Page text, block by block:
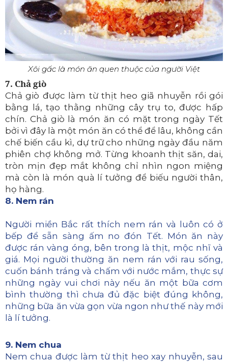
Xôi gấc là món ăn quen thuộc của người Việt
7. Chả giò
Chả giò được làm từ thịt heo giã nhuyễn rồi gói
bằng lá, tạo thằng những cây trụ to, được hấp
chín. Chả giò là món ăn có mặt trong ngày Tết
bởi vì đây là một món ăn có thể để lâu, không cần
chế biến cầu kì, dự trữ cho những ngày đầu năm
phiên chợ không mở. Từng khoanh thịt săn, dai,
tròn mịn đẹp mắt không chỉ nhìn ngon miệng
mà còn là món quà lí tưởng để biếu người thân,
họ hàng.
8. Nem rán
Người miền Bắc rất thích nem rán và luôn có ở
bếp để sẵn sàng ấm no đón Tết. Món ăn này
được rán vàng óng, bên trong là thịt, mộc nhĩ và
giá. Mọi người thường ăn nem rán với rau sống,
cuốn bánh tráng và chấm với nước mắm, thực sự
những ngày vui chơi này nếu ăn một bữa cơm
bình thường thì chưa đủ đặc biệt đúng không,
những bữa ăn vừa gọn vừa ngon như thế này mới
là lí tưởng.
9. Nem chua
Nem chua được làm từ thịt heo xay nhuyễn, sau